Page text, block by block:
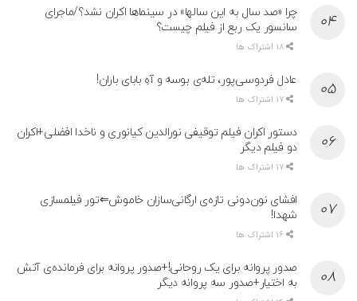
چرا «صد سال به این سالها» در سینماها اکران نشد؟/ماجرای
سانسور یک ربع از فیلم چیست؟
عادل فردوسی‌پور، تله‌ی بوسه و آهِ بابای باران!
دستور اکران فیلم توقیفی نورالدین کیانوری و ناخدا افضلی+اکران
دو فیلم دیگر
افشای نون‌دونی تازه‌ی ارگانی‌سازان خاموش⇐تور فیلمسازی
شهدا!
صدور پروانه برای یک روحانی!+صدور پروانه برای فرمانده‌ی آتش
به اختیار+صدور سه پروانه دیگر